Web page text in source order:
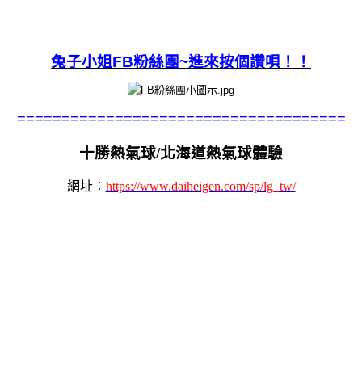
兔子小姐FB粉絲團~進來按個讚唄！！
=====================================
十勝熱氣球/北海道熱氣球體驗
網址︰ https://www.daiheigen.com/sp/lg_tw/